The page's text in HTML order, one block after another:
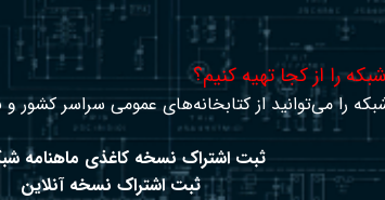
را از کجا تهیه کنیم؟
را می‌توانید از کتابخانه‌های عمومی سراسر کشور و
ثبت اشتراک نسخه کاغذی ماهنامه
ثبت اشتراک نسخه آنلاین